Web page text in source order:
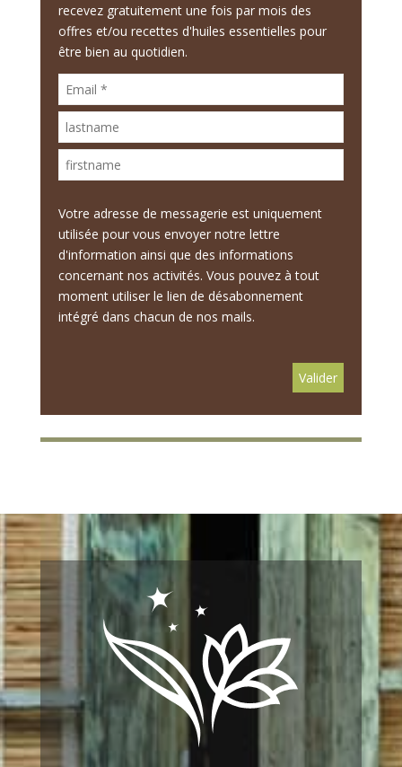
recevez gratuitement une fois par mois des
offres et/ou recettes d'huiles essentielles pour
être bien au quotidien.
Votre adresse de messagerie est uniquement
utilisée pour vous envoyer notre lettre
d'information ainsi que des informations
concernant nos activités. Vous pouvez à tout
moment utiliser le lien de désabonnement
intégré dans chacun de nos mails.